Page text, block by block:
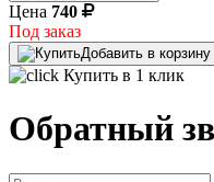
Цена 740
Под заказ
Добавить в корзину
Купить в 1 клик
Обратный